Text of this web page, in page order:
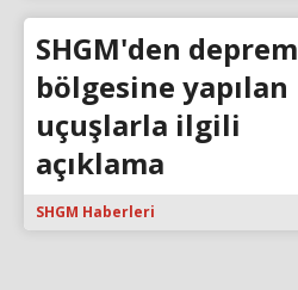
SHGM'den deprem
bölgesine yapılan
uçuşlarla ilgili
açıklama
SHGM Haberleri